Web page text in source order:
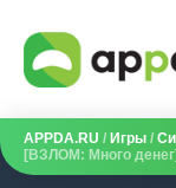
APPDA.RU / Игры /
[ВЗЛОМ: Много